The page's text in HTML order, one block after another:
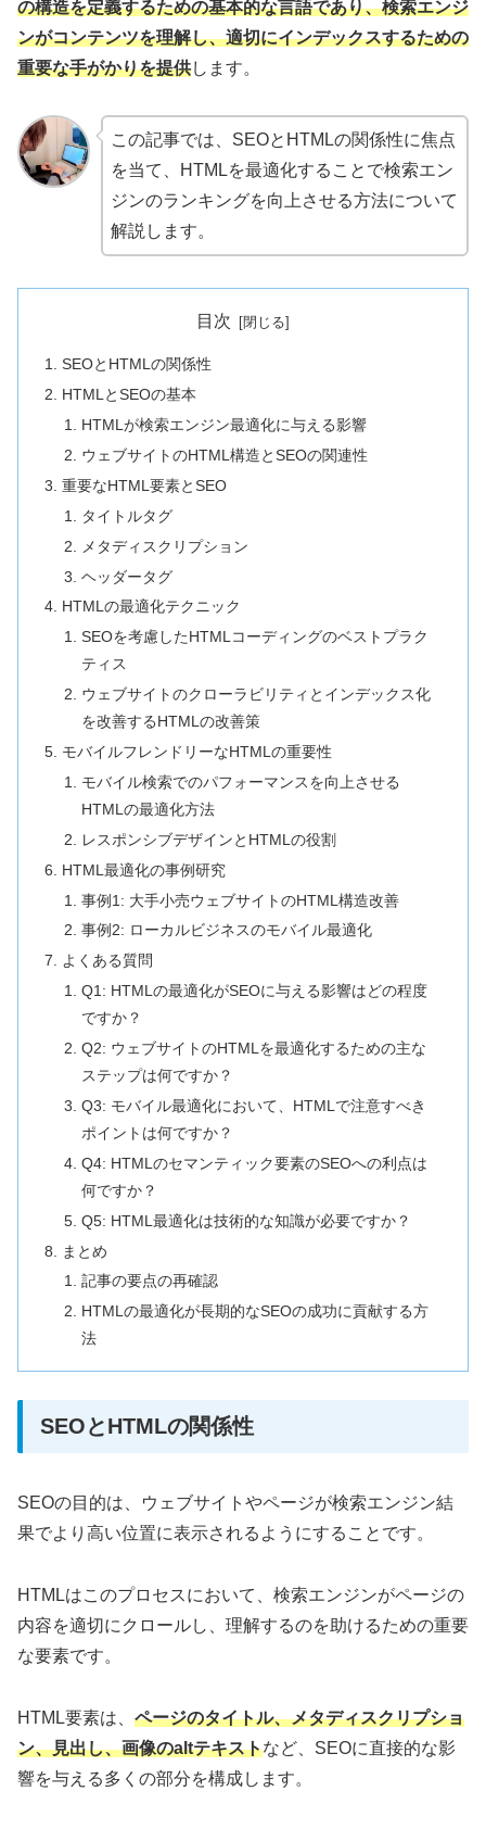
の構造を定義するための基本的な言語であり、検索エンジ
ンがコンテンツを理解し、適切にインデックスするための
重要な手がかりを提供します。
この記事では、SEOとHTMLの関係性に焦点
を当て、HTMLを最適化することで検索エン
ジンのランキングを向上させる方法について
解説します。
目次
SEOとHTMLの関係性
HTMLとSEOの基本
HTMLが検索エンジン最適化に与える影響
ウェブサイトのHTML構造とSEOの関連性
重要なHTML要素とSEO
タイトルタグ
メタディスクリプション
ヘッダータグ
HTMLの最適化テクニック
SEOを考慮したHTMLコーディングのベストプラク
ティス
ウェブサイトのクローラビリティとインデックス化
を改善するHTMLの改善策
モバイルフレンドリーなHTMLの重要性
モバイル検索でのパフォーマンスを向上させる
HTMLの最適化方法
レスポンシブデザインとHTMLの役割
HTML最適化の事例研究
事例1: 大手小売ウェブサイトのHTML構造改善
事例2: ローカルビジネスのモバイル最適化
よくある質問
Q1: HTMLの最適化がSEOに与える影響はどの程度
ですか？
Q2: ウェブサイトのHTMLを最適化するための主な
ステップは何ですか？
Q3: モバイル最適化において、HTMLで注意すべき
ポイントは何ですか？
Q4: HTMLのセマンティック要素のSEOへの利点は
何ですか？
Q5: HTML最適化は技術的な知識が必要ですか？
まとめ
記事の要点の再確認
HTMLの最適化が長期的なSEOの成功に貢献する方
法
SEOとHTMLの関係性
SEOの目的は、ウェブサイトやページが検索エンジン結
果でより高い位置に表示されるようにすることです。
HTMLはこのプロセスにおいて、検索エンジンがページの
内容を適切にクロールし、理解するのを助けるための重要
な要素です。
HTML要素は、 ページのタイトル、メタディスクリプショ
ン、見出し、画像のaltテキストなど、SEOに直接的な影
響を与える多くの部分を構成します。